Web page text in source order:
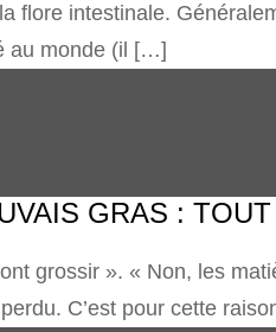
flore intestinale.
au monde (il […]
GRAS :
grossir ». « Non, les
C’est pour cette